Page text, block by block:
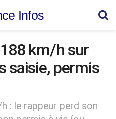
Infos
km/h sur
saisie, permis
: le rappeur perd son